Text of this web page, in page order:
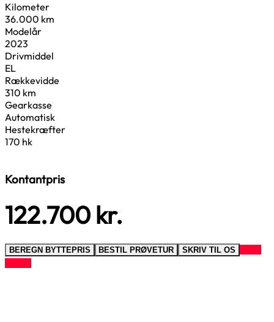
Kilometer
36.000 km
Modelår
2023
Drivmiddel
EL
Rækkevidde
310 km
Gearkasse
Automatisk
Hestekræfter
170 hk
Kontantpris
122.700 kr.
BEREGN BYTTEPRIS BESTIL PRØVETUR SKRIV TIL OS